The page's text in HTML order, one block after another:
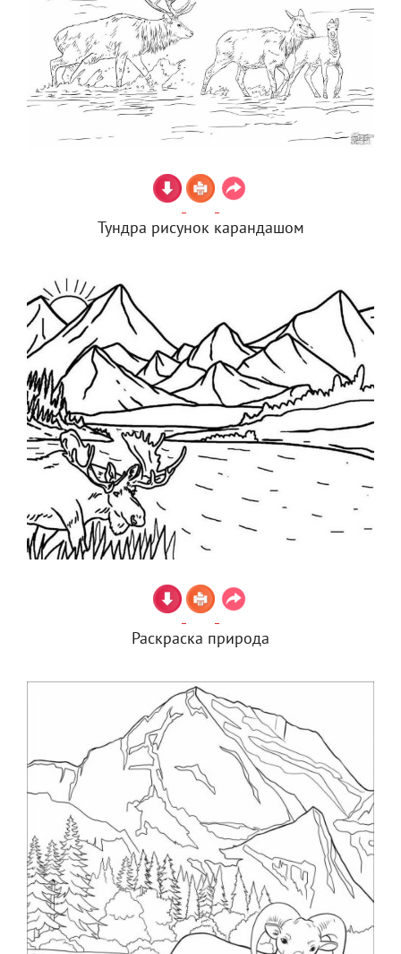
Тундра рисунок карандашом
Раскраска природа